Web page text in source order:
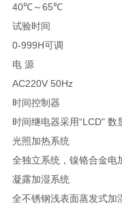
40℃～65℃
试验时间
0-999H可调
电 源
AC220V 50Hz
时间控制器
时间继电器采用“LCD"
光照加热系统
全独立系统，镍铬合金电
凝露加湿系统
全不锈钢浅表面蒸发式加